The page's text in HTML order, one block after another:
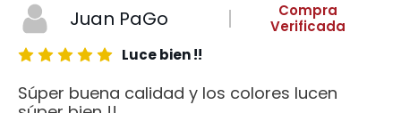
Juan PaGo
Compra
Verificada
Luce bien !!
Súper buena calidad y los colores lucen